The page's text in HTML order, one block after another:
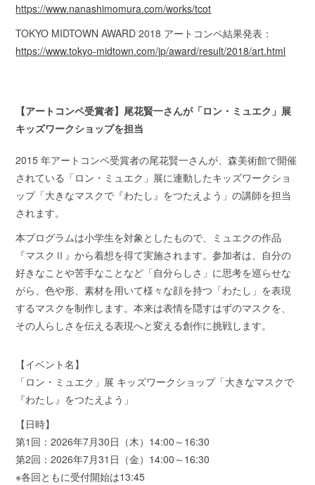
https://www.nanashimomura.com/works/tcot
TOKYO MIDTOWN AWARD 2018 アートコンペ結果発表：
https://www.tokyo-midtown.com/jp/award/result/2018/art.html
【アートコンペ受賞者】尾花賢一さんが「ロン・ミュエク」展
キッズワークショップを担当
2015 年アートコンペ受賞者の尾花賢一さんが、森美術館で開催
されている「ロン・ミュエク」展に連動したキッズワークショ
ップ「大きなマスクで『わたし』をつたえよう」の講師を担当
されます。
本プログラムは小学生を対象としたもので、ミュエクの作品
『マスクⅡ』から着想を得て実施されます。参加者は、自分の
好きなことや苦手なことなど「自分らしさ」に思考を巡らせな
がら、色や形、素材を用いて様々な顔を持つ「わたし」を表現
するマスクを制作します。本来は表情を隠すはずのマスクを、
その人らしさを伝える表現へと変える創作に挑戦します。
【イベント名】
「ロン・ミュエク」展 キッズワークショップ「大きなマスクで
『わたし』をつたえよう」
【日時】
第1回：2026年7月30日（木）14:00～16:30
第2回：2026年7月31日（金）14:00～16:30
※各回ともに受付開始は13:45